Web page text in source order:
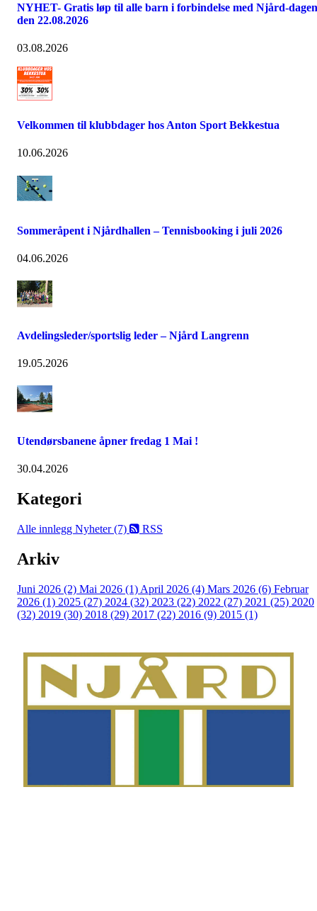
NYHET- Gratis løp til alle barn i forbindelse med Njård-dagen
den 22.08.2026
03.08.2026
Velkommen til klubbdager hos Anton Sport Bekkestua
10.06.2026
Sommeråpent i Njårdhallen – Tennisbooking i juli 2026
04.06.2026
Avdelingsleder/sportslig leder – Njård Langrenn
19.05.2026
Utendørsbanene åpner fredag 1 Mai !
30.04.2026
Kategori
Alle innlegg Nyheter (7) RSS
Arkiv
Juni 2026 (2) Mai 2026 (1) April 2026 (4) Mars 2026 (6) Februar
2026 (1) 2025 (27) 2024 (32) 2023 (22) 2022 (27) 2021 (25) 2020
(32) 2019 (30) 2018 (29) 2017 (22) 2016 (9) 2015 (1)